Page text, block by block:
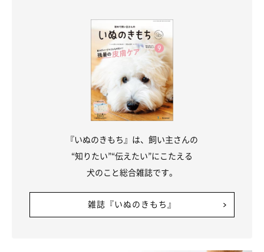
――「ゴハンやおやつをくれる人」では、どんな理由が考えられ
「食べることが好きな犬は、1日の中でも食事を特に楽しみにし
ているコが多いので、犬にとって食事やおやつをくれる人は好ま
しい相手なのだと思います」『いぬのきもち』は、飼い主さんの
“知りたい”“伝えたい”にこたえる
犬のこと総合雑誌です。
雑誌『いぬのきもち』